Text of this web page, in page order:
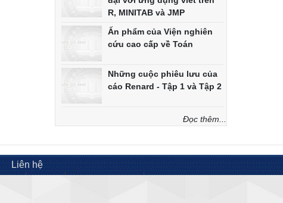
R, MINITAB và JMP
Ấn phẩm của Viện nghiên
cứu cao cấp về Toán
Những cuộc phiêu lưu của
cáo Renard - Tập 1 và Tập 2
Đọc thêm...
Liên hệ